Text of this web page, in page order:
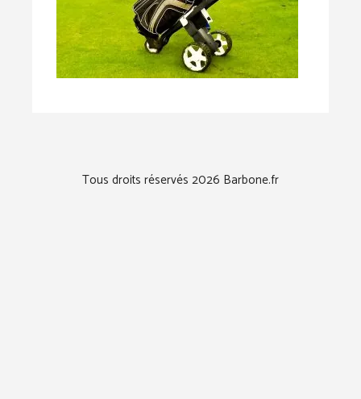
Tous droits réservés 2026 Barbone.fr